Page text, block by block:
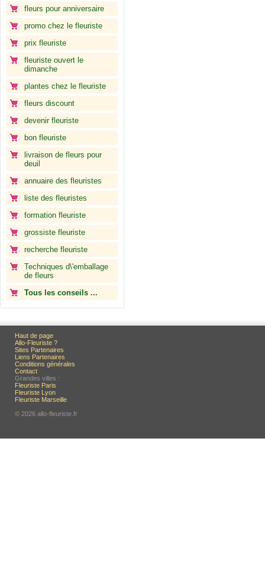
fleurs pour anniversaire
promo chez le fleuriste
prix fleuriste
fleuriste ouvert le
dimanche
plantes chez le fleuriste
fleurs discount
devenir fleuriste
bon fleuriste
livraison de fleurs pour
deuil
annuaire des fleuristes
liste des fleuristes
formation fleuriste
grossiste fleuriste
recherche fleuriste
Techniques d\'emballage
de fleurs
Tous les conseils ...
Haut de page
Allo-Fleuriste ?
Sites Partenaires
Liens Partenaires
Conditions générales
Contact
Grandes villes :
Fleuriste Paris
Fleuriste Lyon
Fleuriste Marseille
© 2026 allo-fleuriste.fr